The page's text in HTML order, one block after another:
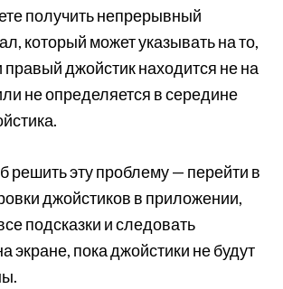
получить непрерывный
который может указывать на то,
правый джойстик находится не на
не определяется в середине
решить эту проблему — перейти в
джойстиков в приложении,
подсказки и следовать
экране, пока джойстики не будут